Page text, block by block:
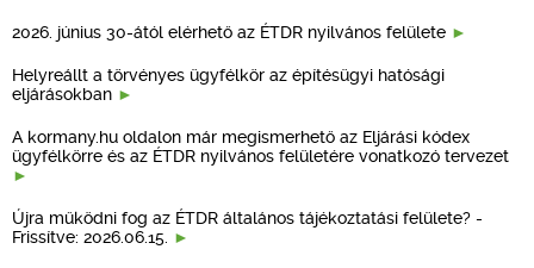
2026. június 30-ától elérhető az ÉTDR nyilvános felülete
Helyreállt a törvényes ügyfélkör az építésügyi hatósági
eljárásokban
A kormany.hu oldalon már megismerhető az Eljárási kódex
ügyfélkörre és az ÉTDR nyilvános felületére vonatkozó tervezet
Újra működni fog az ÉTDR általános tájékoztatási felülete? -
Frissítve: 2026.06.15.